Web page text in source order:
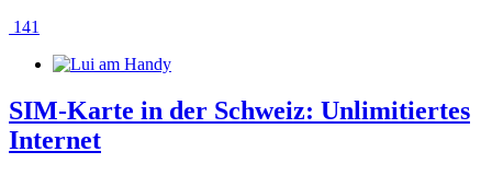
141
SIM-Karte in der Schweiz: Unlimitiertes
Internet